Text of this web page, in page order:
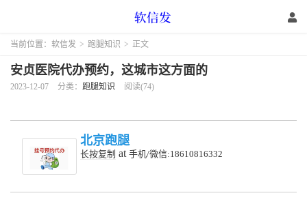
当前位置： 软信发 > 跑腿知识 > 正文
安贞医院代办预约，这城市这方面的
2023-12-07 分类： 跑腿知识 阅读(74)
北京跑腿
长按复制 at 手机/微信:18610816332